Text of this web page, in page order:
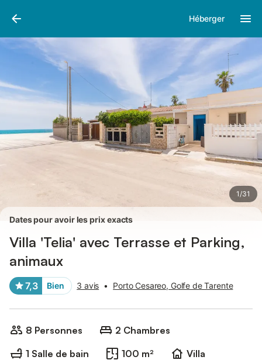
Héberger
1/31
Photos
Dates pour avoir les prix exacts
Villa 'Telia' avec Terrasse et Parking,
animaux
7,3 Bien 3 avis • Porto Cesareo, Golfe de Tarente
8 Personnes
2 Chambres
1 Salle de bain
100 m²
Villa